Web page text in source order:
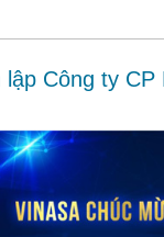
Công ty